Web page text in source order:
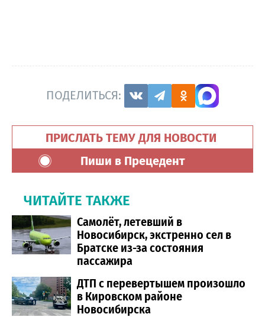
ПОДЕЛИТЬСЯ:
ПРИСЛАТЬ ТЕМУ ДЛЯ НОВОСТИ
Пиши в Прецедент
ЧИТАЙТЕ ТАКЖЕ
Самолёт, летевший в
Новосибирск, экстренно сел в
Братске из-за состояния
пассажира
ДТП с перевертышем произошло
в Кировском районе
Новосибирска